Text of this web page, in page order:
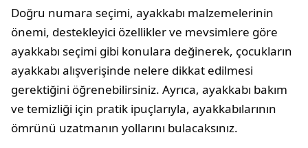
Doğru numara seçimi, ayakkabı malzemelerinin
önemi, destekleyici özellikler ve mevsimlere göre
ayakkabı seçimi gibi konulara değinerek, çocukların
ayakkabı alışverişinde nelere dikkat edilmesi
gerektiğini öğrenebilirsiniz. Ayrıca, ayakkabı bakım
ve temizliği için pratik ipuçlarıyla, ayakkabılarının
ömrünü uzatmanın yollarını bulacaksınız.